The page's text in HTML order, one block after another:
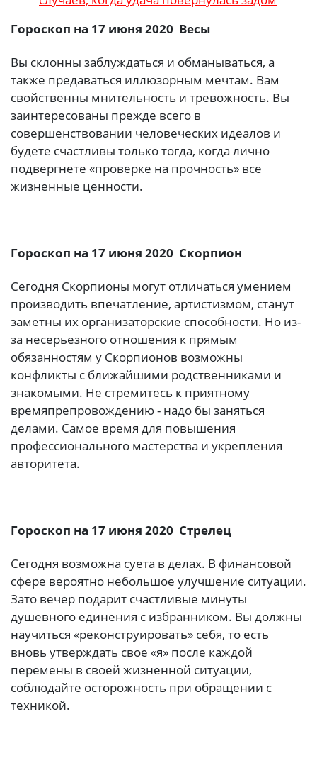
Гороскоп на 17 июня 2020 Весы
Вы склонны заблуждаться и обманываться, а
также предаваться иллюзорным мечтам. Вам
свойственны мнительность и тревожность. Вы
заинтересованы прежде всего в
совершенствовании человеческих идеалов и
будете счастливы только тогда, когда лично
подвергнете «проверке на прочность» все
жизненные ценности.
Гороскоп на 17 июня 2020 Скорпион
Сегодня Скорпионы могут отличаться умением
производить впечатление, артистизмом, станут
заметны их организаторские способности. Но из-
за несерьезного отношения к прямым
обязанностям у Скорпионов возможны
конфликты с ближайшими родственниками и
знакомыми. Не стремитесь к приятному
времяпрепровождению - надо бы заняться
делами. Самое время для повышения
профессионального мастерства и укрепления
авторитета.
Гороскоп на 17 июня 2020 Стрелец
Сегодня возможна суета в делах. В финансовой
сфере вероятно небольшое улучшение ситуации.
Зато вечер подарит счастливые минуты
душевного единения с избранником. Вы должны
научиться «реконструировать» себя, то есть
вновь утверждать свое «я» после каждой
перемены в своей жизненной ситуации,
соблюдайте осторожность при обращении с
техникой.